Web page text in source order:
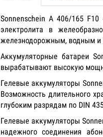
Sonnenschein A 406/165 F10
электролита в
железнодорожным, водным и
Аккумуляторные батареи
вырабатывают высокую
Гелевые аккумуляторы
Возможность длительного
глубоким разрядам по DIN
Гелевые аккумуляторы
надежного соединения